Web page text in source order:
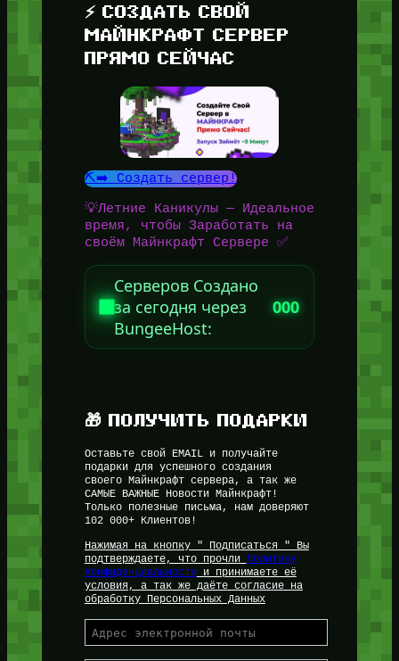
⚡ СОЗДАТЬ СВОЙ
МАЙНКРАФТ СЕРВЕР
ПРЯМО СЕЙЧАС
⛏️➡️ Создать сервер!
💡Летние Каникулы — Идеальное
время, чтобы Заработать на
своём Майнкрафт Сервере ✅
Серверов Создано
за сегодня через
BungeeHost:
000
🎁 ПОЛУЧИТЬ ПОДАРКИ
Оставьте свой EMAIL и получайте
подарки для успешного создания
своего Майнкрафт сервера, а так же
САМЫЕ ВАЖНЫЕ Новости Майнкрафт!
Только полезные письма, нам доверяют
102 000+ Клиентов!
Нажимая на кнопку " Подписаться " Вы
подтверждаете, что прочли
Политику
Конфиденциальностии принимаете её
условия, а так же даёте согласие на
обработку Персональных Данных